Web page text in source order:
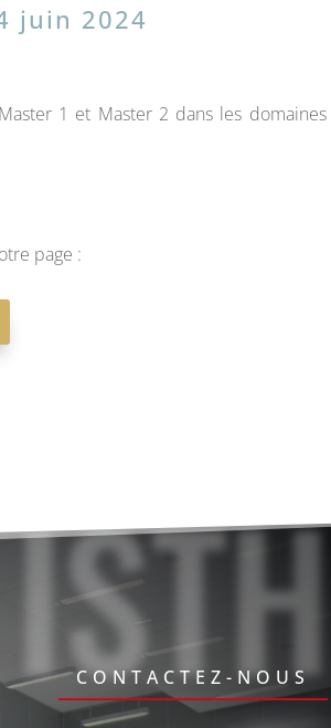
juin 2024
1 et Master 2 dans les
page :
CONTACTEZ-NOUS